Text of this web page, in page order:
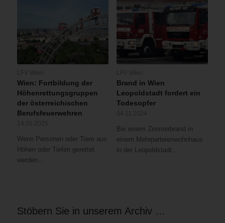
Wien: Fortbildung der
Höhenrettungsgruppen
der österreichischen
Berufsfeuerwehren
Wenn Personen oder Tiere aus
Höhen oder Tiefen gerettet
werden…
Brand in Wien
Leopoldstadt fordert ein
Todesopfer
Bei einem Zimmerbrand in
einem Mehrparteienwohnhaus
in der Leopoldstadt…
Stöbern Sie in unserem Archiv …